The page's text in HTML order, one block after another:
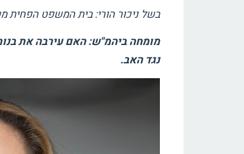
בשל ניכור הורי: בית המשפט הפחית
מומחה ביהמ"ש: האם עירבה את
נגד האב.